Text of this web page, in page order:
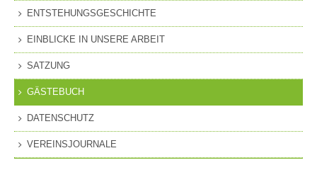
ENTSTEHUNGSGESCHICHTE
EINBLICKE IN UNSERE ARBEIT
SATZUNG
GÄSTEBUCH
DATENSCHUTZ
VEREINSJOURNALE